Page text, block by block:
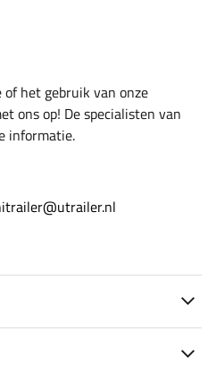
of het gebruik van onze
ons op! De specialisten van
informatie.